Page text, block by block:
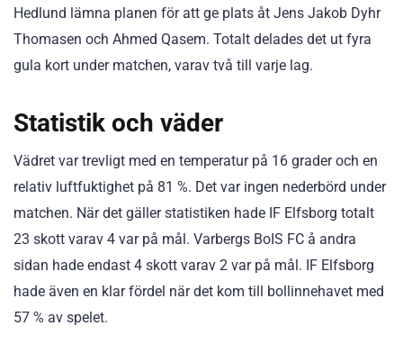
Hedlund lämna planen för att ge plats åt Jens Jakob Dyhr
Thomasen och Ahmed Qasem. Totalt delades det ut fyra
gula kort under matchen, varav två till varje lag.
Statistik och väder
Vädret var trevligt med en temperatur på 16 grader och en
relativ luftfuktighet på 81 %. Det var ingen nederbörd under
matchen. När det gäller statistiken hade IF Elfsborg totalt
23 skott varav 4 var på mål. Varbergs BoIS FC å andra
sidan hade endast 4 skott varav 2 var på mål. IF Elfsborg
hade även en klar fördel när det kom till bollinnehavet med
57 % av spelet.